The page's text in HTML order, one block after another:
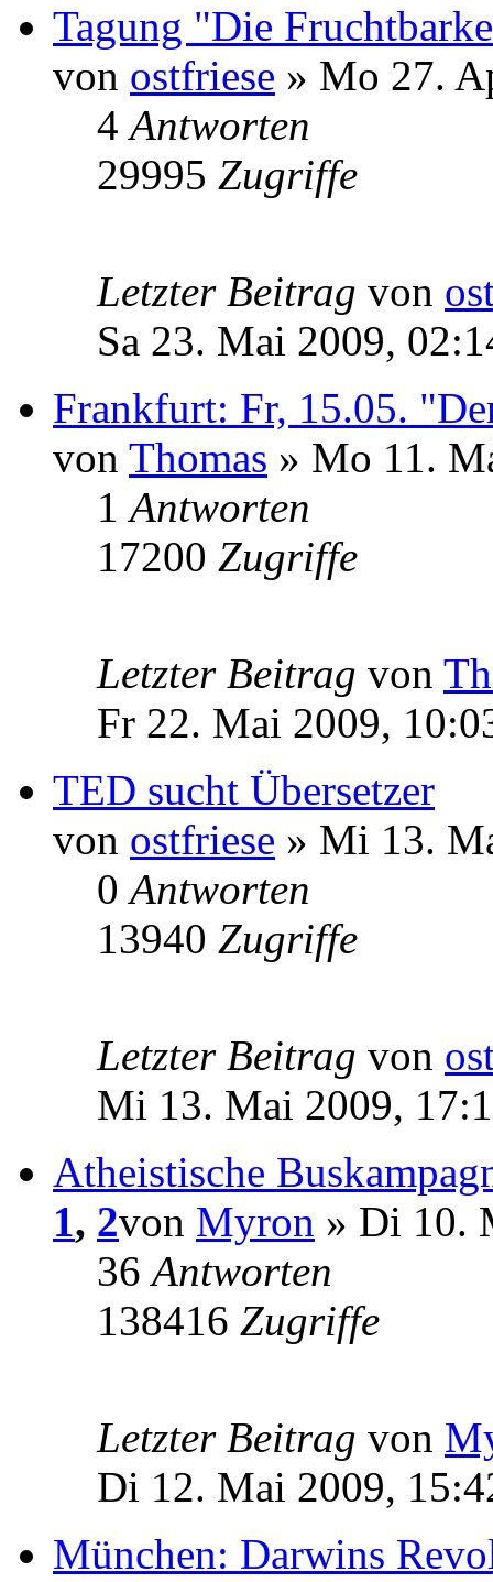
Tagung "Die
von ostfriese » Mo 27.
4Antworten
29995 Zugriffe
Letzter Beitrag von
Sa 23. Mai 2009,
Frankfurt: Fr, 15.05.
von Thomas » Mo 11.
1Antworten
17200 Zugriffe
Letzter Beitrag von
Fr 22. Mai 2009,
TED sucht Übersetzer
von ostfriese » Mi 13.
0Antworten
13940 Zugriffe
Letzter Beitrag von
Mi 13. Mai 2009,
Atheistische
1, 2von Myron » Di 10.
36Antworten
138416 Zugriffe
Letzter Beitrag von
Di 12. Mai 2009,
München: Darwins